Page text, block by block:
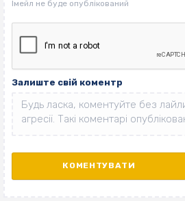
Залиште свій коментр